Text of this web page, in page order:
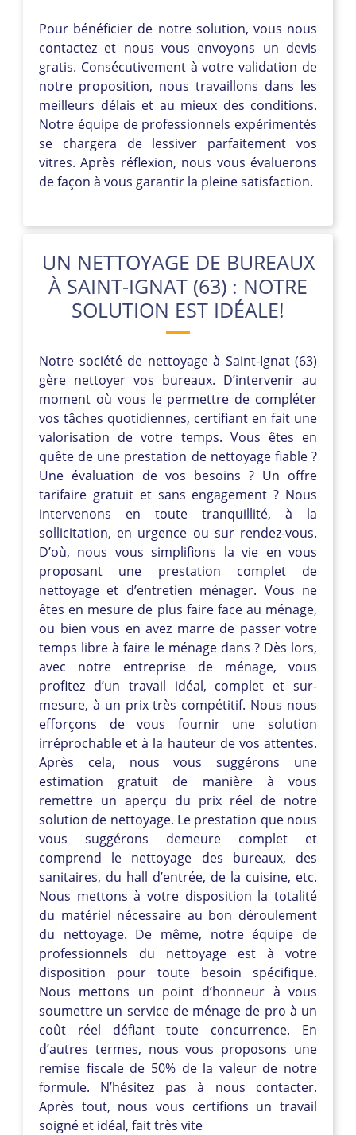
Pour bénéficier de notre solution, vous nous
contactez et nous vous envoyons un devis
gratis. Consécutivement à votre validation de
notre proposition, nous travaillons dans les
meilleurs délais et au mieux des conditions.
Notre équipe de professionnels expérimentés
se chargera de lessiver parfaitement vos
vitres. Après réflexion, nous vous évaluerons
de façon à vous garantir la pleine satisfaction.
UN NETTOYAGE DE BUREAUX
À SAINT-IGNAT (63) : NOTRE
SOLUTION EST IDÉALE!
Notre société de nettoyage à Saint-Ignat (63)
gère nettoyer vos bureaux. D’intervenir au
moment où vous le permettre de compléter
vos tâches quotidiennes, certifiant en fait une
valorisation de votre temps. Vous êtes en
quête de une prestation de nettoyage fiable ?
Une évaluation de vos besoins ? Un offre
tarifaire gratuit et sans engagement ? Nous
intervenons en toute tranquillité, à la
sollicitation, en urgence ou sur rendez-vous.
D’où, nous vous simplifions la vie en vous
proposant une prestation complet de
nettoyage et d’entretien ménager. Vous ne
êtes en mesure de plus faire face au ménage,
ou bien vous en avez marre de passer votre
temps libre à faire le ménage dans ? Dès lors,
avec notre entreprise de ménage, vous
profitez d’un travail idéal, complet et sur-
mesure, à un prix très compétitif. Nous nous
efforçons de vous fournir une solution
irréprochable et à la hauteur de vos attentes.
Après cela, nous vous suggérons une
estimation gratuit de manière à vous
remettre un aperçu du prix réel de notre
solution de nettoyage. Le prestation que nous
vous suggérons demeure complet et
comprend le nettoyage des bureaux, des
sanitaires, du hall d’entrée, de la cuisine, etc.
Nous mettons à votre disposition la totalité
du matériel nécessaire au bon déroulement
du nettoyage. De même, notre équipe de
professionnels du nettoyage est à votre
disposition pour toute besoin spécifique.
Nous mettons un point d’honneur à vous
soumettre un service de ménage de pro à un
coût réel défiant toute concurrence. En
d’autres termes, nous vous proposons une
remise fiscale de 50% de la valeur de notre
formule. N’hésitez pas à nous contacter.
Après tout, nous vous certifions un travail
soigné et idéal, fait très vite